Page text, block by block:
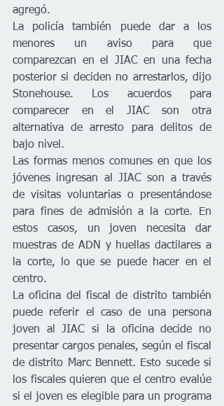
agregó.
La policía también puede dar a los
menores un aviso para que
comparezcan en el JIAC en una fecha
posterior si deciden no arrestarlos, dijo
Stonehouse. Los acuerdos para
comparecer en el JIAC son otra
alternativa de arresto para delitos de
bajo nivel.
Las formas menos comunes en que los
jóvenes ingresan al JIAC son a través
de visitas voluntarias o presentándose
para fines de admisión a la corte. En
estos casos, un joven necesita dar
muestras de ADN y huellas dactilares a
la corte, lo que se puede hacer en el
centro.
La oficina del fiscal de distrito también
puede referir el caso de una persona
joven al JIAC si la oficina decide no
presentar cargos penales, según el fiscal
de distrito Marc Bennett. Esto sucede si
los fiscales quieren que el centro evalúe
si el joven es elegible para un programa